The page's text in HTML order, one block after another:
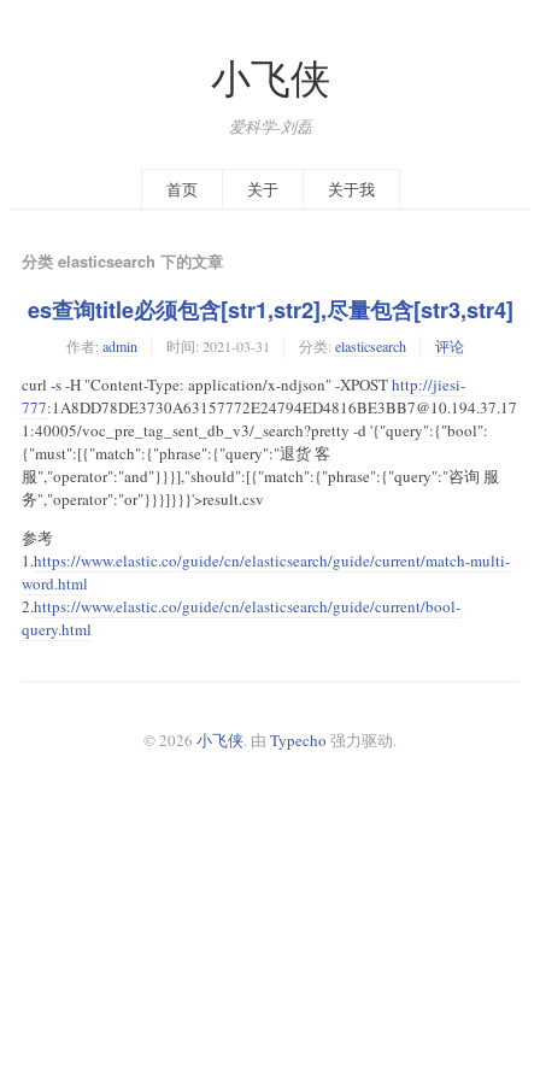
小飞侠
爱科学-刘磊
首页 关于 关于我
分类 elasticsearch 下的文章
es查询title必须包含[str1,str2],尽量包含[str3,str4]
作者: admin 时间: 2021-03-31 分类: elasticsearch 评论
curl -s -H "Content-Type: application/x-ndjson" -XPOSThttp://jiesi-
777:1A8DD78DE3730A63157772E24794ED4816BE3BB7@10.194.37.17
1:40005/voc_pre_tag_sent_db_v3/_search?pretty -d '{"query":{"bool":
{"must":[{"match":{"phrase":{"query":"退货 客
服","operator":"and"}}}],"should":[{"match":{"phrase":{"query":"咨询 服
务","operator":"or"}}}]}}}'>result.csv
参考
1.https://www.elastic.co/guide/cn/elasticsearch/guide/current/match-multi-
word.html
2.https://www.elastic.co/guide/cn/elasticsearch/guide/current/bool-
query.html
© 2026 小飞侠. 由 Typecho 强力驱动.